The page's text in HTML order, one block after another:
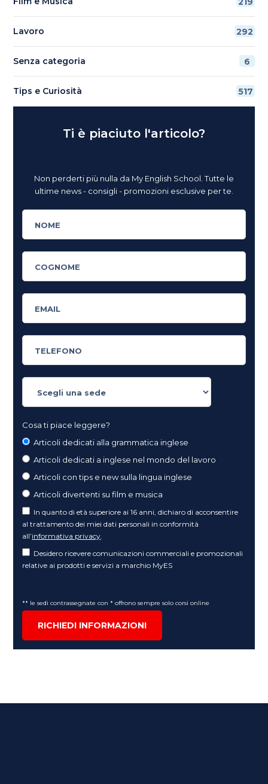
Lavoro 292
Senza categoria 6
Tips e Curiosità 517
Ti è piaciuto l'articolo?
Non perderti più nulla da My English School. Tutte le
ultime news - consigli - promozioni esclusive per te.
Cosa ti piace leggere?
Articoli dedicati alla grammatica inglese
Articoli dedicati a inglese nel mondo del lavoro
Articoli con tips e new sulla lingua inglese
Articoli divertenti su film e musica
In quanto di età superiore ai 16 anni, dichiaro di acconsentire
al trattamento dei miei dati personali in conformità
all’informativa privacy
Desidero ricevere comunicazioni commerciali e promozionali
relative ai prodotti e servizi a marchio MyES
** le sedi contrassegnate con * offrono sempre solo corsi online
RICHIEDI INFORMAZIONI